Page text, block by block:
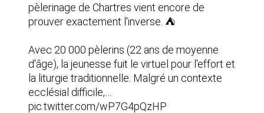
pèlerinage de Chartres vient encore de
prouver exactement l'inverse. ⛺
Avec 20 000 pèlerins (22 ans de moyenne
d'âge), la jeunesse fuit le virtuel pour l'effort et
la liturgie traditionnelle. Malgré un contexte
ecclésial difficile,…
pic.twitter.com/wP7G4pQzHP